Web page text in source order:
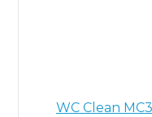
WC Clean